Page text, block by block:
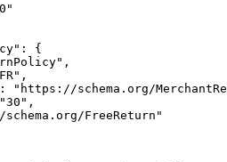
:
{
,
,
:
"https://schema.org/
"30" ,
FreeReturn"